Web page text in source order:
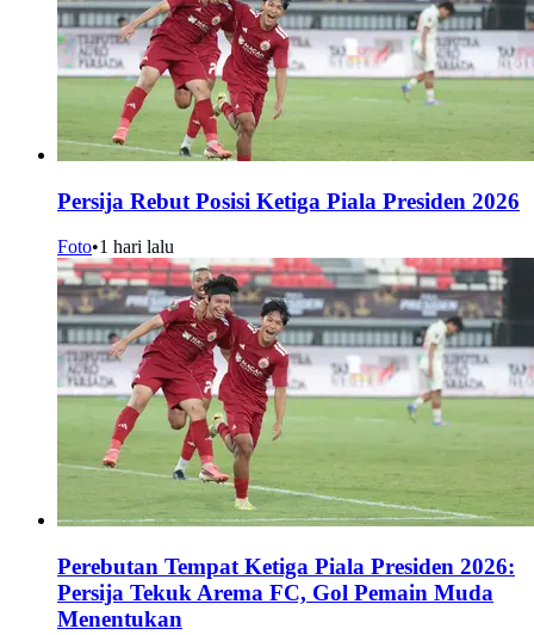
Persija Rebut Posisi Ketiga Piala Presiden 2026
Foto•1 hari lalu
Perebutan Tempat Ketiga Piala Presiden 2026:
Persija Tekuk Arema FC, Gol Pemain Muda
Menentukan